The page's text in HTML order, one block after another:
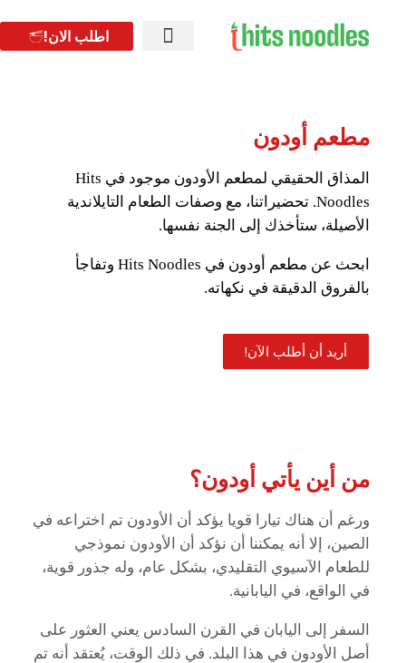
اطلب الان!
مطعم أودون
المذاق الحقيقي لمطعم الأودون موجود في Hits
Noodles. تحضيراتنا، مع وصفات الطعام التايلاندية
الأصيلة، ستأخذك إلى الجنة نفسها.
ابحث عن مطعم أودون في Hits Noodles وتفاجأ
بالفروق الدقيقة في نكهاته.
أريد أن أطلب الآن!
من أين يأتي أودون؟
ورغم أن هناك تيارا قويا يؤكد أن الأودون تم اختراعه في
الصين، إلا أنه يمكننا أن نؤكد أن الأودون نموذجي
للطعام الآسيوي التقليدي، بشكل عام، وله جذور قوية،
في الواقع، في اليابانية.
السفر إلى اليابان في القرن السادس يعني العثور على
أصل الأودون في هذا البلد. في ذلك الوقت، يُعتقد أنه تم